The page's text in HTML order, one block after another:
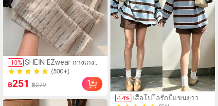
-10% SHEIN EZwear กางเกง
ขายาวผู้หญิงลำลองผูกเอว
ลายทางขาตรง, ลำลอง,
ฤดูร้อน, ชุดเที่ยว, สตรี
ทแวร์, ชายหาด, สไตล์สตรี
ท, เหมาะสำหรับเดินทาง
(500+)
60+ ขายแล้ว
(500+)
60+ ขายแล้ว
฿251 ฿279
-14% เสื้อโปโลรักบี้แขนยาว